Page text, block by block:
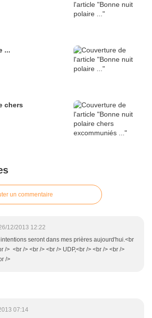
...
chers
un commentaire
12/2013 12:22
seront dans mes prières aujourd'hui.<br
/> <br /> <br /> <br /> UDP,<br /> <br /> <br />
/>
07:14